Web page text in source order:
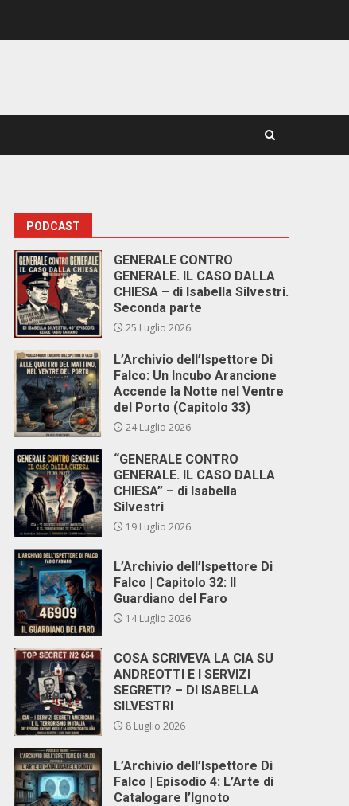
PODCAST
GENERALE CONTRO
GENERALE. IL CASO DALLA
CHIESA – di Isabella Silvestri.
Seconda parte
25 Luglio 2026
L’Archivio dell’Ispettore Di
Falco: Un Incubo Arancione
Accende la Notte nel Ventre
del Porto (Capitolo 33)
24 Luglio 2026
“GENERALE CONTRO
GENERALE. IL CASO DALLA
CHIESA” – di Isabella
Silvestri
19 Luglio 2026
L’Archivio dell’Ispettore Di
Falco | Capitolo 32: Il
Guardiano del Faro
14 Luglio 2026
COSA SCRIVEVA LA CIA SU
ANDREOTTI E I SERVIZI
SEGRETI? – DI ISABELLA
SILVESTRI
8 Luglio 2026
L’Archivio dell’Ispettore Di
Falco | Episodio 4: L’Arte di
Catalogare l’Ignoto